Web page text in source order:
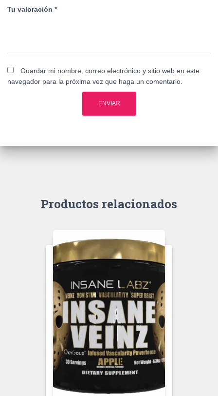
Tu valoración *
Guardar mi nombre, correo electrónico y sitio web en este
navegador para la próxima vez que haga un comentario.
Productos relacionados